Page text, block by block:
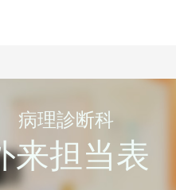
病理診断科
来担当表